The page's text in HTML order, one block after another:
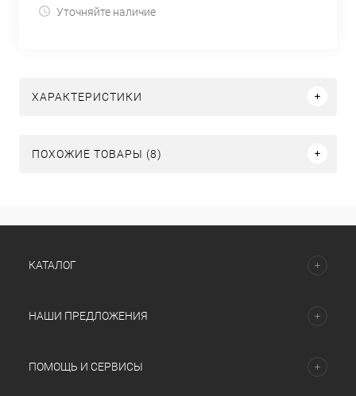
Уточняйте наличие
ХАРАКТЕРИСТИКИ
ПОХОЖИЕ ТОВАРЫ (8)
КАТАЛОГ
НАШИ ПРЕДЛОЖЕНИЯ
ПОМОЩЬ И СЕРВИСЫ